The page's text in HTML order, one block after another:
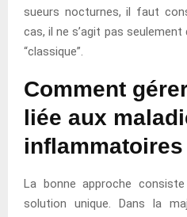
sueurs nocturnes, il faut
cas, il ne s’agit pas
“classique”.
Comment
liée aux
inflammatoires
La bonne approche
solution unique. Dans la